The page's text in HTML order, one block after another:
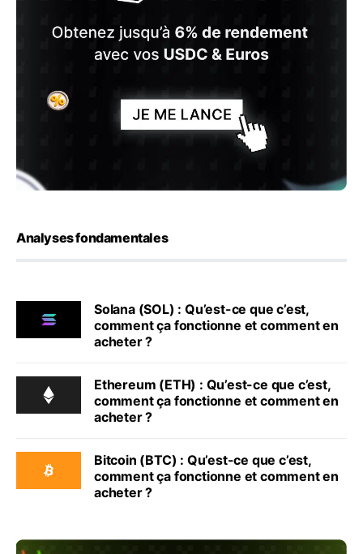
Analyses fondamentales
Solana (SOL) : Qu’est-ce que c’est,
comment ça fonctionne et comment en
acheter ?
Ethereum (ETH) : Qu’est-ce que c’est,
comment ça fonctionne et comment en
acheter ?
Bitcoin (BTC) : Qu’est-ce que c’est,
comment ça fonctionne et comment en
acheter ?